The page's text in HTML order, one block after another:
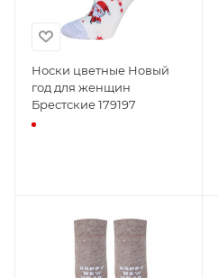
Носки цветные Новый
год для женщин
Брестские 179197